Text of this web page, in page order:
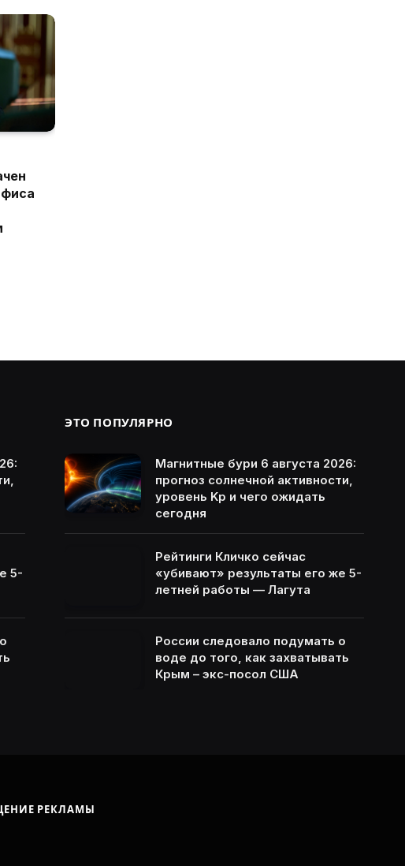
5-
ЭТО ПОПУЛЯРНО
Магнитные бури 6 августа 2026:
прогноз солнечной активности,
уровень Kp и чего ожидать
сегодня
Рейтинги Кличко сейчас
«убивают» результаты его же 5-
летней работы — Лагута
России следовало подумать о
воде до того, как захватывать
Крым – экс-посол США
РЕКЛАМЫ